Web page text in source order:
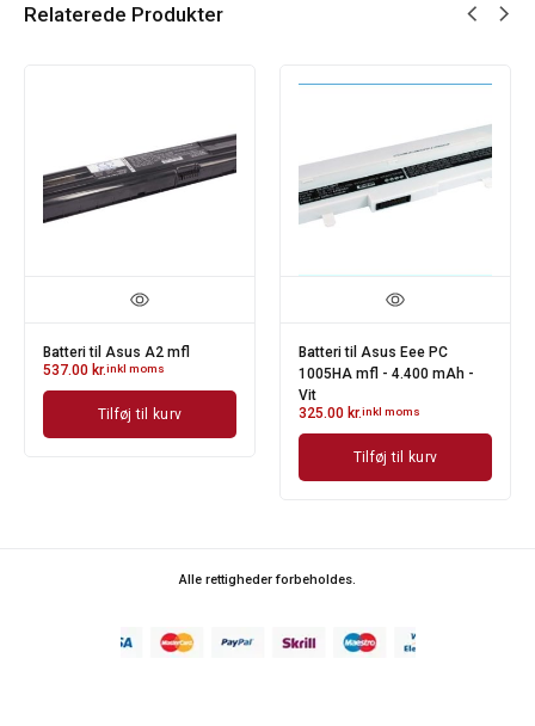
Relaterede Produkter
Batteri til Asus A2 mfl
537.00 kr.inkl moms
Tilføj til kurv
Batteri til Asus Eee PC
1005HA mfl - 4.400 mAh -
Vit
325.00 kr.inkl moms
Tilføj til kurv
Alle rettigheder forbeholdes.